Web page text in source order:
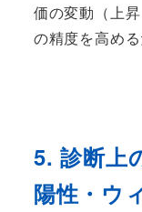
価の変動（上
の精度を高める
5. 診断上
陽性・ウ